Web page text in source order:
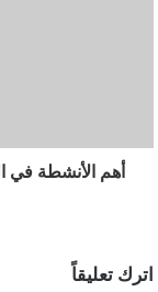
أهم الأنشطة في
اترك تعليقاً